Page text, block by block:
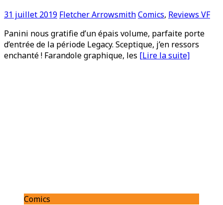
31 juillet 2019 Fletcher ArrowsmithComics, Reviews VF
Panini nous gratifie d’un épais volume, parfaite porte
d’entrée de la période Legacy. Sceptique, j’en ressors
enchanté ! Farandole graphique, les [Lire la suite]
Comics